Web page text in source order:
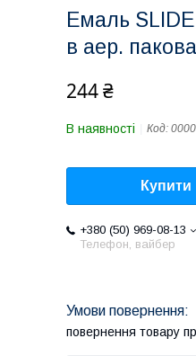
Емаль
в аер.
244 ₴
В наявності Код:
Купити
+380 (50) 969-08-13
Телефон, вайбер
повернення товару